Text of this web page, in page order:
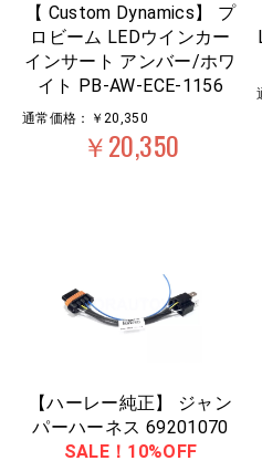
【 Custom Dynamics】 プ
ロビーム LEDウインカー
インサート アンバー/ホワ
イト PB-AW-ECE-1156
通常価格：￥20,350
￥20,350
【ハーレー純正】 ジャン
パーハーネス 69201070
SALE！10%OFF